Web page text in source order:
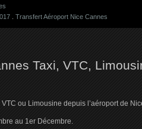
. Transfert Aéroport Nice Cannes
Taxi, VTC,
VTC ou Limousine depuis l’aéroport de
au 1er Décembre.